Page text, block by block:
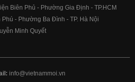
Biên Phủ - Phường Gia Định - TP.HCM
Phú - Phường Ba Đình - TP. Hà Nội
Minh Quyết
info@vietnammoi.vn